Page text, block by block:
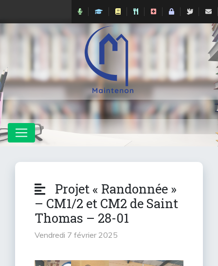
Projet « Randonnée »
– CM1/2 et CM2 de Saint
Thomas – 28-01
vendredi 7 février 2025